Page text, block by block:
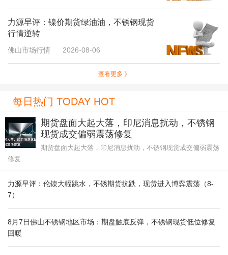
力源早评：镍价期货绿油油，不锈钢现货
行情逆转
佛山市场行情 2026-08-06
查看更多 》
每日热门 TODAY HOT
期货盘面大起大落，印尼消息扰动，不锈钢
现货成交偏弱震荡修复
期货盘面大起大落，印尼消息扰动，不锈钢现货成交偏弱震荡
修复
力源早评：伦镍大幅跳水，不锈期货抗跌，现货进入博弈震荡（8-
7）
8月7日佛山不锈钢地区市场：期盘触底反弹，不锈钢现货低位修复
回暖